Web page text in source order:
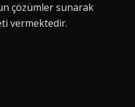
çözümler sunarak
vermektedir.